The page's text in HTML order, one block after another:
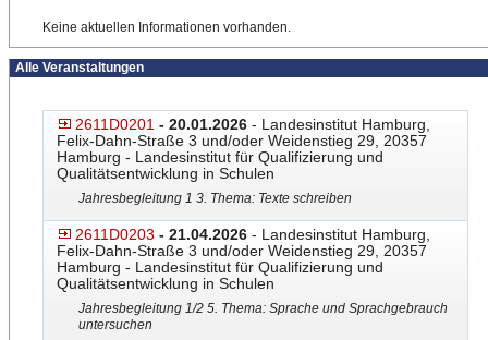
Keine aktuellen Informationen vorhanden.
Alle Veranstaltungen
2611D0201 - 20.01.2026 - Landesinstitut Hamburg,
Felix-Dahn-Straße 3 und/oder Weidenstieg 29, 20357
Hamburg - Landesinstitut für Qualifizierung und
Qualitätsentwicklung in Schulen
Jahresbegleitung 1 3. Thema: Texte schreiben
2611D0203 - 21.04.2026 - Landesinstitut Hamburg,
Felix-Dahn-Straße 3 und/oder Weidenstieg 29, 20357
Hamburg - Landesinstitut für Qualifizierung und
Qualitätsentwicklung in Schulen
Jahresbegleitung 1/2 5. Thema: Sprache und Sprachgebrauch
untersuchen